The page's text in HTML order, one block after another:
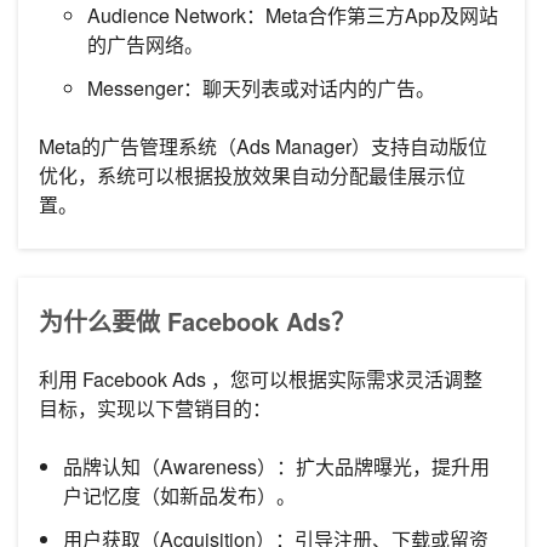
Audience Network：Meta合作第三方App及网站
的广告网络。
Messenger：聊天列表或对话内的广告。
Meta的广告管理系统（Ads Manager）支持自动版位
优化，系统可以根据投放效果自动分配最佳展示位
置。
为什么要做 Facebook Ads？
利用 Facebook Ads ，您可以根据实际需求灵活调整
目标，实现以下营销目的：
品牌认知（Awareness）：扩大品牌曝光，提升用
户记忆度（如新品发布）。
用户获取（Acquisition）：引导注册、下载或留资